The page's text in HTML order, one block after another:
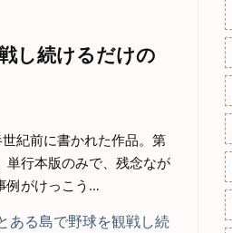
し続けるだけの
紀前に書かれた作品。第
単行本版のみで、残念なが
例がけっこう…